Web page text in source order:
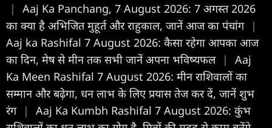
|
Aaj Ka Panchang, 7 August 2026: 7 अगस्त 2026
का क्या है अभिजित मुहूर्त और राहुकाल, जानें आज का पंचांग |
Aaj ka Rashifal 7 August 2026: कैसा रहेगा आपका आज
का द‍िन, मेष से मीन तक सभी जानें अपना भविष्यफल |
Aaj
Ka Meen Rashifal 7 August 2026: मीन राशिवालों का
सम्मान और बढ़ेगा, धन लाभ के लिए प्रयास तेज कर दें, जानें शुभ
रंग |
Aaj Ka Kumbh Rashifal 7 August 2026: कुंभ